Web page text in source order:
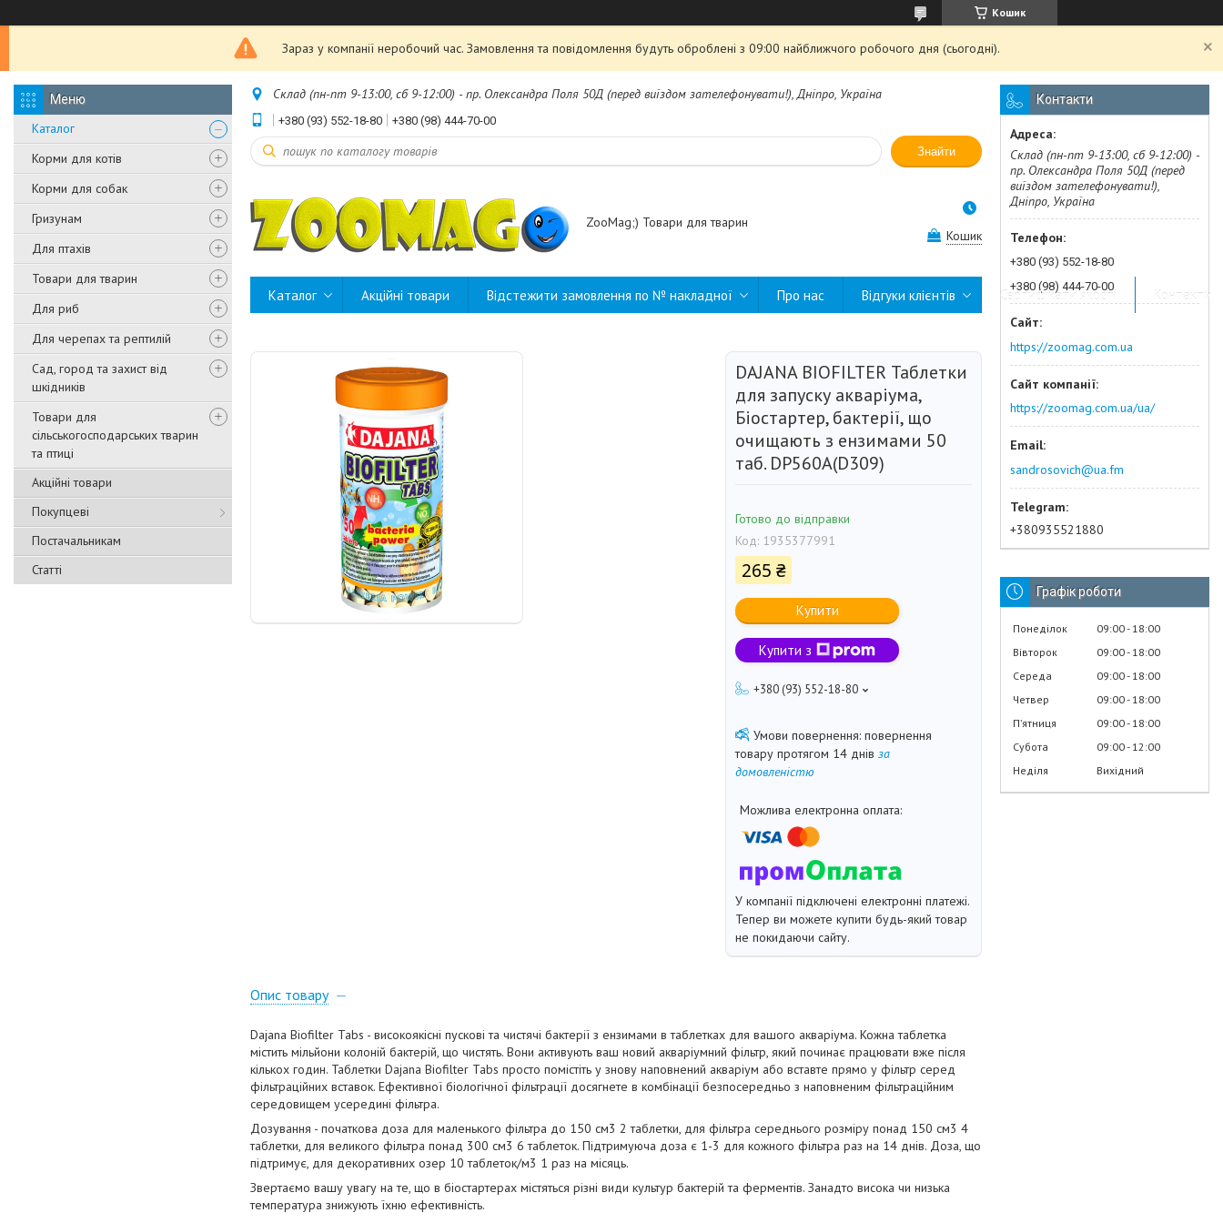
Кошик
Зараз у компанії неробочий час. Замовлення та повідомлення будуть оброблені з 09:00 найближчого робочого дня (сьогодні).
Каталог
Корми для котів
Корми для собак
Гризунам
Для птахів
Товари для тварин
Для риб
Для черепах та рептилій
Сад, город та захист від
шкідників
Товари для
сільськогосподарських тварин
та птиці
Акційні товари
Покупцеві
Постачальникам
Статті
Склад (пн-пт 9-13:00, сб 9-12:00) - пр. Олександра Поля 50Д (перед виїздом зателефонувати!), Дніпро, Україна
+380 (93) 552-18-80 +380 (98) 444-70-00
Знайти
ZooMag;) Товари для тварин
Кошик
Каталог Акційні товари Відстежити замовлення по № накладної Про нас Відгуки клієнтів Сертифікати якості Контакти
DAJANA BIOFILTER Таблетки
для запуску акваріума,
Біостартер, бактерії, що
очищають з ензимами 50
таб. DP560A(D309)
Готово до відправки
Код: 1935377991
265 ₴
Купити
Купити з
+380 (93) 552-18-80
повернення
товару протягом 14 днів за
домовленістю
У компанії підключені електронні платежі.
Тепер ви можете купити будь-який товар
не покидаючи сайту.
Опис товару
Dajana Biofilter Tabs - високоякісні пускові та чистячі бактерії з ензимами в таблетках для вашого акваріума. Кожна таблетка
містить мільйони колоній бактерій, що чистять. Вони активують ваш новий акваріумний фільтр, який починає працювати вже після
кількох годин. Таблетки Dajana Biofilter Tabs просто помістіть у знову наповнений акваріум або вставте прямо у фільтр серед
фільтраційних вставок. Ефективної біологічної фільтрації досягнете в комбінації безпосередньо з наповненим фільтраційним
середовищем усередині фільтра.
Дозування - початкова доза для маленького фільтра до 150 см3 2 таблетки, для фільтра середнього розміру понад 150 см3 4
таблетки, для великого фільтра понад 300 см3 6 таблеток. Підтримуюча доза є 1-3 для кожного фільтра раз на 14 днів. Доза, що
підтримує, для декоративних озер 10 таблеток/м3 1 раз на місяць.
Звертаємо вашу увагу на те, що в біостартерах містяться різні види культур бактерій та ферментів. Занадто висока чи низька
температура знижують їхню ефективність.
Контакти
Склад (пн-пт 9-13:00, сб 9-12:00) -
пр. Олександра Поля 50Д (перед
виїздом зателефонувати!),
Дніпро, Україна
+380 (93) 552-18-80
+380 (98) 444-70-00
https://zoomag.com.ua
https://zoomag.com.ua/ua/
sandrosovich@ua.fm
+380935521880
Графік роботи
Понеділок 09:00 18:00
Вівторок
09:00 18:00
Середа
09:00 18:00
Четвер
09:00 18:00
Пʼятниця
09:00 18:00
Субота
09:00 12:00
Неділя
Вихідний